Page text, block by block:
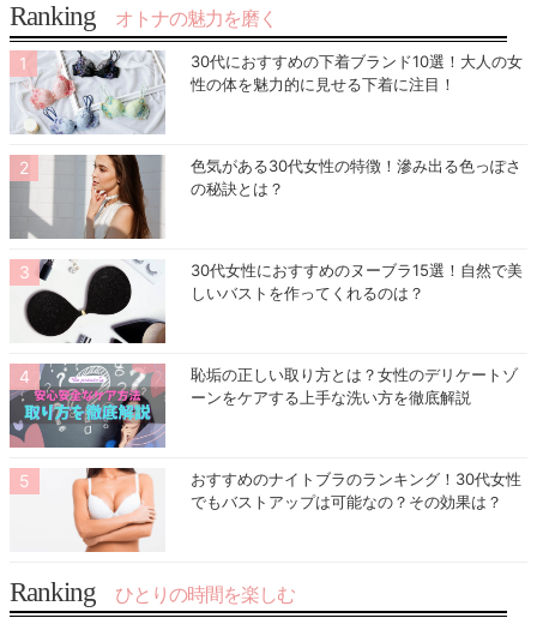
Ranking オトナの魅力を磨く
30代におすすめの下着ブランド10選！大人の女
性の体を魅力的に見せる下着に注目！
色気がある30代女性の特徴！滲み出る色っぽさ
の秘訣とは？
30代女性におすすめのヌーブラ15選！自然で美
しいバストを作ってくれるのは？
恥垢の正しい取り方とは？女性のデリケートゾ
ーンをケアする上手な洗い方を徹底解説
おすすめのナイトブラのランキング！30代女性
でもバストアップは可能なの？その効果は？
Ranking ひとりの時間を楽しむ